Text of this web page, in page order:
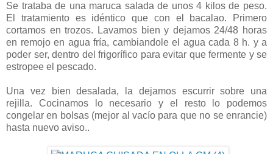
Se trataba de una maruca salada de unos 4 kilos de peso.
El tratamiento es idéntico que con el bacalao. Primero
cortamos en trozos. Lavamos bien y dejamos 24/48 horas
en remojo en agua fría, cambiandole el agua cada 8 h. y a
poder ser, dentro del frigorífico para evitar que fermente y se
estropee el pescado.
Una vez bien desalada, la dejamos escurrir sobre una
rejilla. Cocinamos lo necesario y el resto lo podemos
congelar en bolsas (mejor al vacío para que no se enrancie)
hasta nuevo aviso..